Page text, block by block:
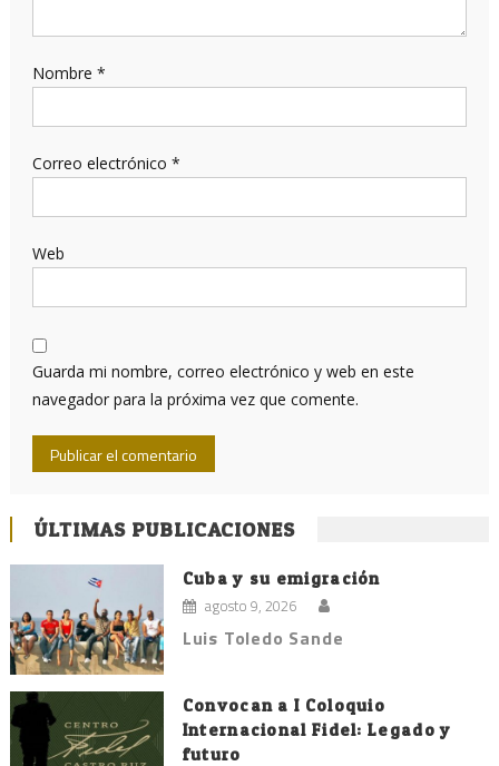
Nombre *
Correo electrónico *
Web
Guarda mi nombre, correo electrónico y web en este
navegador para la próxima vez que comente.
ÚLTIMAS PUBLICACIONES
Cuba y su emigración
agosto 9, 2026
Luis Toledo Sande
Convocan a I Coloquio
Internacional Fidel: Legado y
futuro